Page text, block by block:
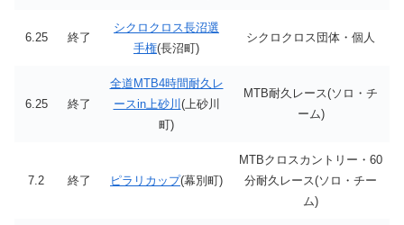
6.25 終了
シクロクロス長沼選
手権(長沼町)
シクロクロス団体・個人
6.25 終了
全道MTB4時間耐久レ
ースin上砂川 (上砂川
町)
MTB耐久レース(ソロ・チ
ーム)
7.2 終了 ピラリカップ(幕別町)
MTBクロスカントリー・60
分耐久レース(ソロ・チー
ム)